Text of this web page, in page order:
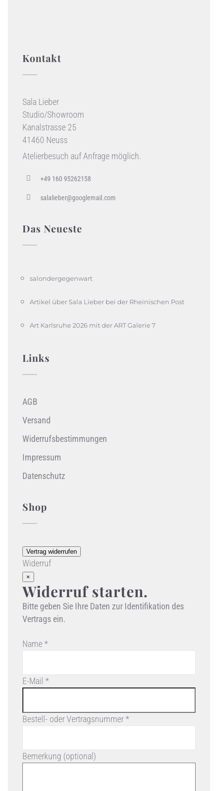
Kontakt
Sala Lieber
Studio/Showroom
Kanalstrasse 25
41460 Neuss
Atelierbesuch auf Anfrage möglich.
+49 160 95262158
salalieber@googlemail.com
Das Neueste
salondergegenwart
Artikel über Sala Lieber bei der Rheinischen Post
Art Karlsruhe 2026 mit der ART Galerie 7
Links
AGB
Versand
Widerrufsbestimmungen
Impressum
Datenschutz
Shop
Vertrag widerrufen
Widerruf
×
Widerruf starten.
Bitte geben Sie Ihre Daten zur Identifikation des
Vertrags ein.
Name *
E-Mail *
Bestell- oder Vertragsnummer *
Bemerkung (optional)